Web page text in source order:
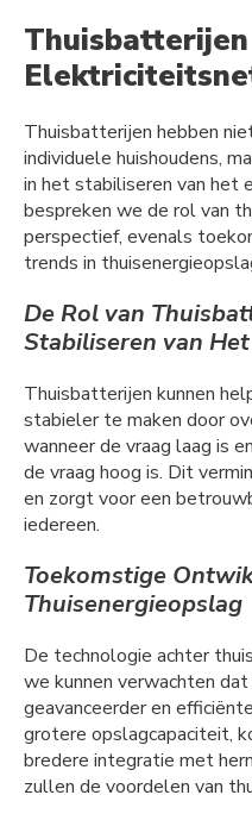
Thuisbatterijen hebben
individuele huishoudens,
in het stabiliseren van het
bespreken we de rol van
perspectief, evenals
trends in
De Rol van
Stabiliseren van
Thuisbatterijen kunnen
stabieler te maken door
wanneer de vraag laag is
de vraag hoog is. Dit
en zorgt voor een
iedereen.
Toekomstige
Thuisenergieopslag
De technologie achter
we kunnen verwachten
geavanceerder en
grotere opslagcapaciteit,
bredere integratie met
zullen de voordelen van